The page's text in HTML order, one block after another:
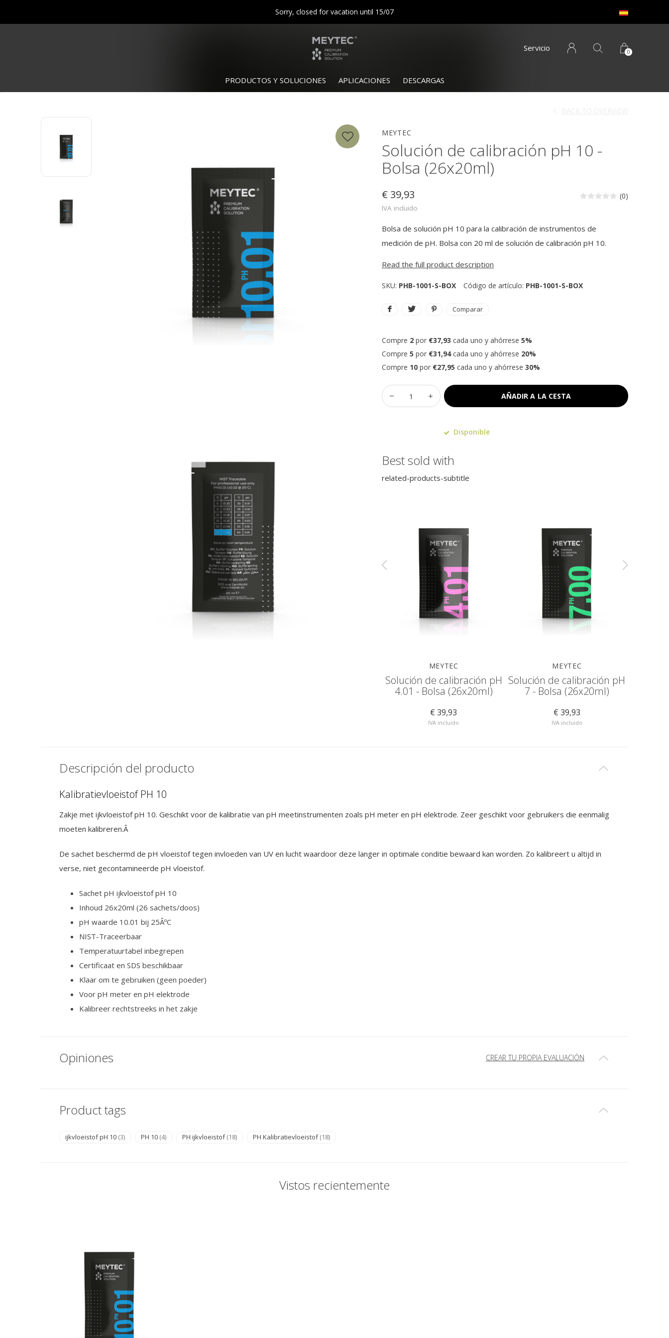
PRODUCTOS Y SOLUCIONES APLICACIONES DESCARGAS
Servicio 0
Sorry, closed for vacation until 15/07
MEYTEC
Solución de calibración pH 10 -
Bolsa (26x20ml)
€ 39,93
IVA incluido
(0)
Bolsa de solución pH 10 para la calibración de instrumentos de
medición de pH. Bolsa con 20 ml de solución de calibración pH 10.
Read the full product description
SKU: PHB-1001-S-BOX Código de artículo: PHB-1001-S-BOX
Comparar
Compre 2 por €37,93 cada uno y ahórrese 5%
Compre 5 por €31,94cada uno y ahórrese 20%
Compre 10 por €27,95 cada uno y ahórrese 30%
AÑADIR A LA CESTA
Disponible
Best sold with
related-products-subtitle
MEYTEC
Solución de calibración pH
4.01 - Bolsa (26x20ml)
€ 39,93
IVA incluido
MEYTEC
Solución de calibración pH
7 - Bolsa (26x20ml)
€ 39,93
IVA incluido
Descripción del producto
Kalibratievloeistof PH 10
Zakje met ijkvloeistof pH 10. Geschikt voor de kalibratie van pH meetinstrumenten zoals pH meter en pH elektrode. Zeer geschikt voor gebruikers die eenmalig
moeten kalibreren.Â
De sachet beschermd de pH vloeistof tegen invloeden van UV en lucht waardoor deze langer in optimale conditie bewaard kan worden. Zo kalibreert u altijd in
verse, niet gecontamineerde pH vloeistof.
Sachet pH ijkvloeistof pH 10
Inhoud 26x20ml (26 sachets/doos)
pH waarde 10.01 bij 25ÂºC
NIST-Traceerbaar
Temperatuurtabel inbegrepen
Certificaat en SDS beschikbaar
Klaar om te gebruiken (geen poeder)
Voor pH meter en pH elektrode
Kalibreer rechtstreeks in het zakje
Opiniones CREAR TU PROPIA EVALUACIÓN
Product tags
ijkvloeistof pH 10 (3) PH 10 (4) PH ijkvloeistof(18) PH Kalibratievloeistof(18)
Vistos recientemente